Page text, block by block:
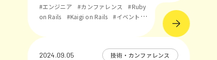
#エンジニア #カンファレンス
#Ruby
on Rails
#Kaigi on Rails
#イベントレ
2024.09.05 技術・カンファレンス